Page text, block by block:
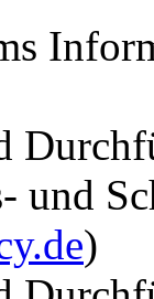
und
)